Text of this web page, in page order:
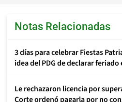
Notas Relacionadas
3 días para celebrar Fiestas
idea del PDG de declarar
Le rechazaron licencia por
Corte ordenó pagarla por no